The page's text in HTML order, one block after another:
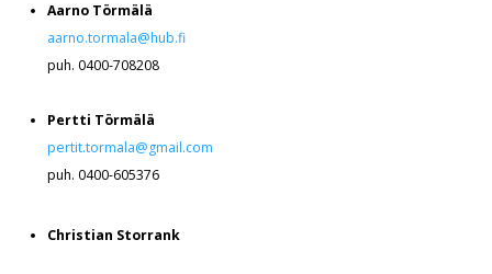
Aarno Törmälä
aarno.tormala@hub.fi
puh. 0400-708208
Pertti Törmälä
pertit.tormala@gmail.com
puh. 0400-605376
Christian Storrank